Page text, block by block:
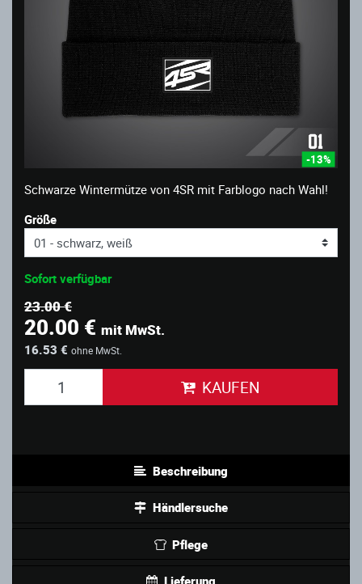
-13%
Schwarze Wintermütze von 4SR mit Farblogo nach Wahl!
Größe
Sofort verfügbar
23.00 €
20.00 € mit MwSt.
16.53 € ohne MwSt.
KAUFEN
Beschreibung
Händlersuche
Pflege